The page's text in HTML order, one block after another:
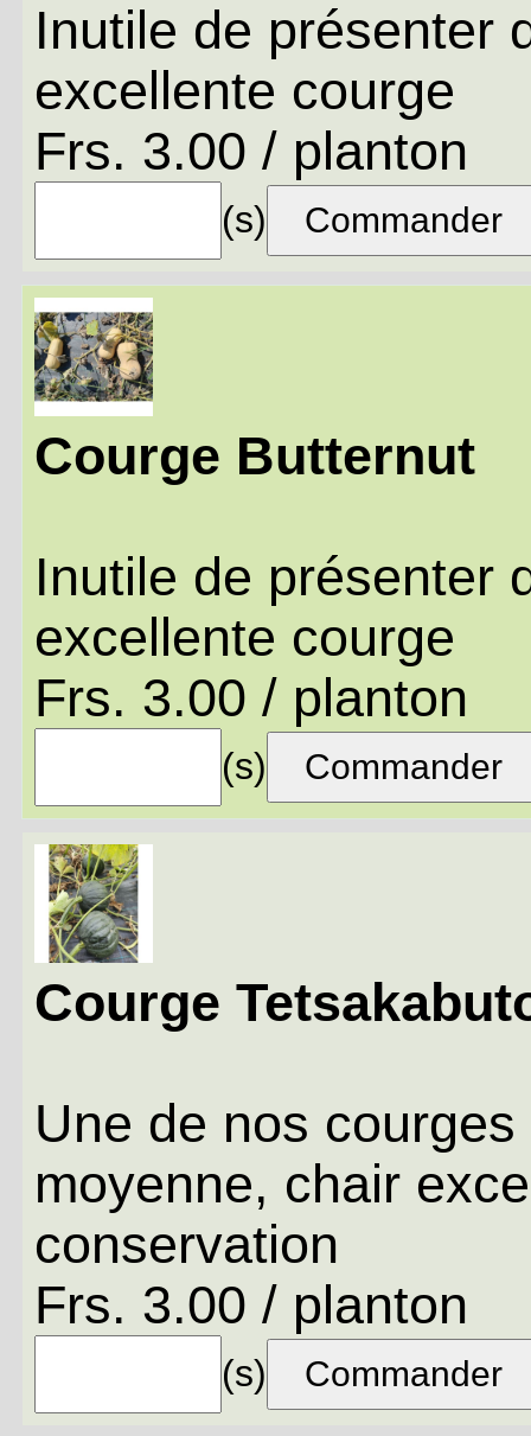
Inutile de présenter
excellente courge
Frs. 3.00 / planton
(s)
Courge Butternut
Inutile de présenter
excellente courge
Frs. 3.00 / planton
(s)
Courge
Une de nos
moyenne, chair
conservation
Frs. 3.00 / planton
(s)